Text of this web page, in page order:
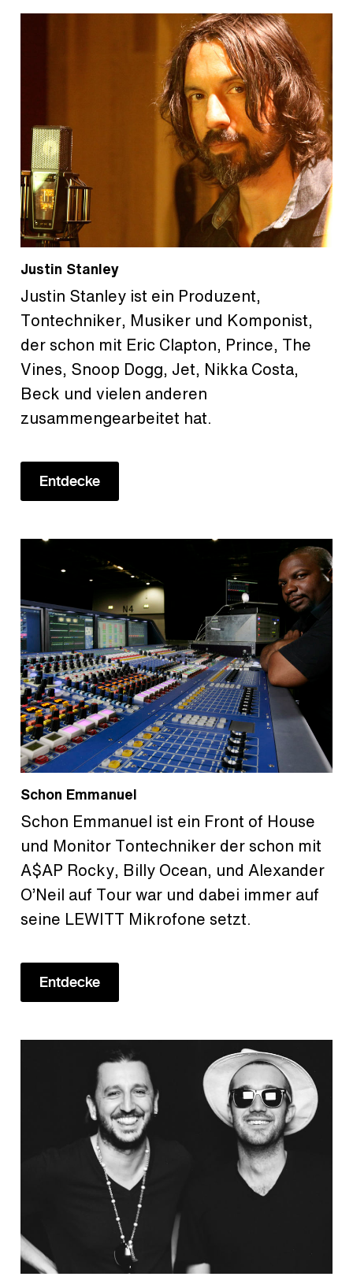
Justin Stanley
Justin Stanley ist ein Produzent,
Tontechniker, Musiker und Komponist,
der schon mit Eric Clapton, Prince, The
Vines, Snoop Dogg, Jet, Nikka Costa,
Beck und vielen anderen
zusammengearbeitet hat.
Entdecke
Schon Emmanuel
Schon Emmanuel ist ein Front of House
und Monitor Tontechniker der schon mit
A$AP Rocky, Billy Ocean, und Alexander
O’Neil auf Tour war und dabei immer auf
seine LEWITT Mikrofone setzt.
Entdecke